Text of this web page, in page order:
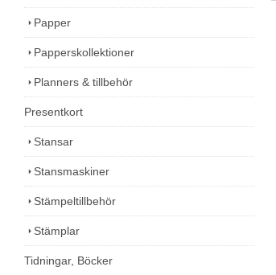
Papper
Papperskollektioner
Planners & tillbehör
Presentkort
Stansar
Stansmaskiner
Stämpeltillbehör
Stämplar
Tidningar, Böcker